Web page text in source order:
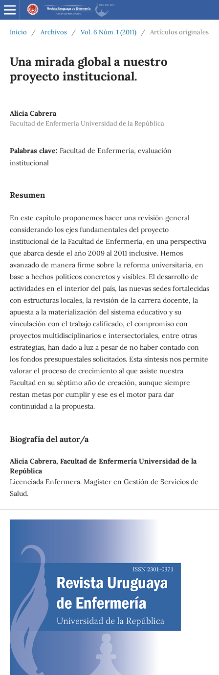
Inicio / Archivos / Vol. 6 Núm. 1 (2011) / Artículos originales
Una mirada global a nuestro
proyecto institucional.
Alicia Cabrera
Facultad de Enfermería Universidad de la República
Palabras clave: Facultad de Enfermería, evaluación
institucional
Resumen
En este capítulo proponemos hacer una revisión general
considerando los ejes fundamentales del proyecto
institucional de la Facultad de Enfermería, en una perspectiva
que abarca desde el año 2009 al 2011 inclusive. Hemos
avanzado de manera firme sobre la reforma universitaria, en
base a hechos políticos concretos y visibles. El desarrollo de
actividades en el interior del país, las nuevas sedes fortalecidas
con estructuras locales, la revisión de la carrera docente, la
apuesta a la materialización del sistema educativo y su
vinculación con el trabajo calificado, el compromiso con
proyectos multidisciplinarios e intersectoriales, entre otras
estrategias, han dado a luz a pesar de no haber contado con
los fondos presupuestales solicitados. Esta síntesis nos permite
valorar el proceso de crecimiento al que asiste nuestra
Facultad en su séptimo año de creación, aunque siempre
restan metas por cumplir y ese es el motor para dar
continuidad a la propuesta.
Biografía del autor/a
Alicia Cabrera, Facultad de Enfermería Universidad de la
República
Licenciada Enfermera. Magíster en Gestión de Servicios de
Salud.